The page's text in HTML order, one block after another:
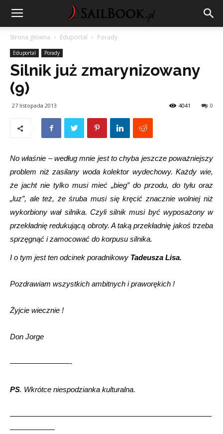
Strona główna Eduportal Porady
Eduportal Porady
Silnik już zmarynizowany
(9)
27 listopada 2013 0
4041
No właśnie – według mnie jest to chyba jeszcze poważniejszy
problem niż zasilany woda kolektor wydechowy. Każdy wie,
że jacht nie tylko musi mieć „bieg” do przodu, do tyłu oraz
„luz”, ale też, że śruba musi się kręcić znacznie wolniej niż
wykorbiony wał silnika. Czyli silnik musi być wyposażony w
przekładnię redukującą obroty. A taką przekładnię jakoś trzeba
sprzęgnąć i zamocować do korpusu silnika.
I o tym jest ten odcinek poradnikowy Tadeusza Lisa.
Pozdrawiam wszystkich ambitnych i praworękich !
Żyjcie wiecznie !
Don Jorge
————————-
PS. Wkrótce niespodzianka kulturalna.
———————————————————————————
——————